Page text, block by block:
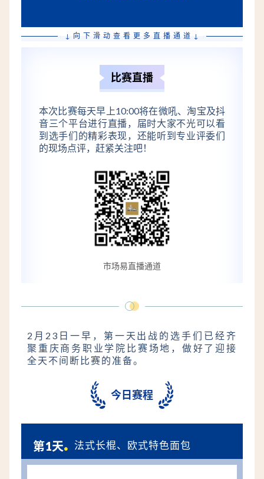
↓向下滑动查看更多直播通道↓
比赛直播
本次比赛每天早上10:00将在微吼、淘宝及抖
音三个平台进行直播，届时大家不光可以看
到选手们的精彩表现，还能听到专业评委们
的现场点评，赶紧关注吧！
市场易直播通道
2月23日一早，第一天出战的选手们已经齐
聚重庆商务职业学院比赛场地，做好了迎接
全天不间断比赛的准备。
今日赛程
第1天. 法式长棍、欧式特色面包